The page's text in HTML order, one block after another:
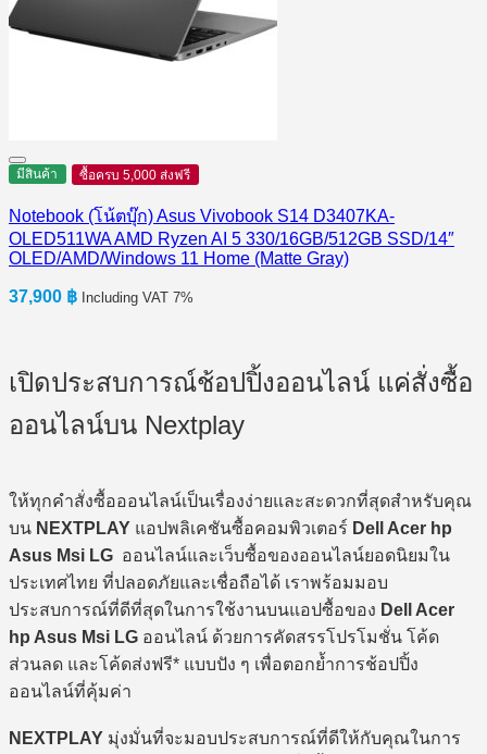
มีสินค้า ซื้อครบ 5,000 ส่งฟรี
Notebook (โน้ตบุ๊ก) Asus Vivobook S14 D3407KA-
OLED511WA AMD Ryzen AI 5 330/16GB/512GB SSD/14″
OLED/AMD/Windows 11 Home (Matte Gray)
37,900 ฿ Including VAT 7%
เปิดประสบการณ์ช้อปปิ้งออนไลน์ แค่สั่งซื้อ
ออนไลน์บน Nextplay
ให้ทุกคำสั่งซื้อออนไลน์เป็นเรื่องง่ายและสะดวกที่สุดสำหรับคุณ
บน NEXTPLAY แอปพลิเคชันซื้อคอมพิวเตอร์ Dell Acer hp
Asus Msi LG ออนไลน์และเว็บซื้อของออนไลน์ยอดนิยมใน
ประเทศไทย ที่ปลอดภัยและเชื่อถือได้ เราพร้อมมอบ
ประสบการณ์ที่ดีที่สุดในการใช้งานบนแอปซื้อของ Dell Acer
hp Asus Msi LG ออนไลน์ ด้วยการคัดสรรโปรโมชั่น โค้ด
ส่วนลด และโค้ดส่งฟรี* แบบปัง ๆ เพื่อตอกย้ำการช้อปปิ้ง
ออนไลน์ที่คุ้มค่า
NEXTPLAY มุ่งมั่นที่จะมอบประสบการณ์ที่ดีให้กับคุณในการ